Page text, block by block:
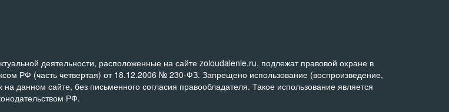
деятельности, расположенные на сайте zoloudalenie.ru, подлежат правовой охране в
РФ (часть четвертая) от 18.12.2006 № 230-ФЗ. Запрещено использование (воспроизведение,
данном сайте, без письменного согласия правообладателя. Такое использование является
РФ.